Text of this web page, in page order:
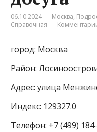
06.10.2024 Москва,
Справочная
город: Москва
Район:
Адрес: улица
Индекс: 129327.0
Телефон: +7 (499)